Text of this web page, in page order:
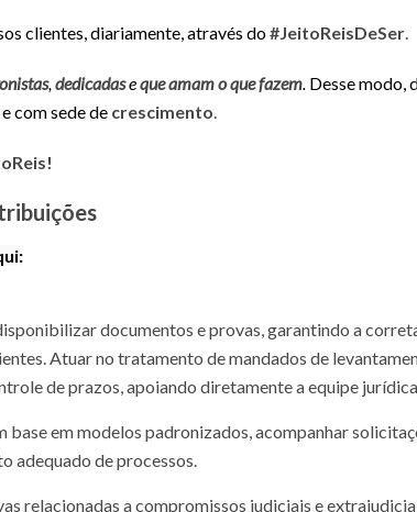
clientes, diariamente, através do#JeitoReisDeSer.
,dedicadaseque amam o que fazem. Desse modo,
com sede de crescimento.
documentos e provas, garantindo a
Atuar no tratamento de mandados de
de prazos, apoiando diretamente a equipe
base em modelos padronizados, acompanhar
adequado de processos.
relacionadas a compromissos judiciais e